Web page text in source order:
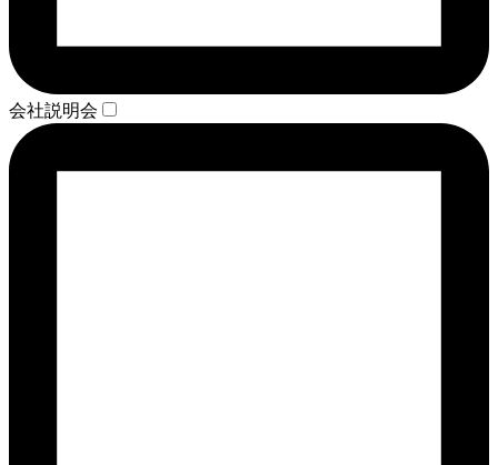
会社説明会